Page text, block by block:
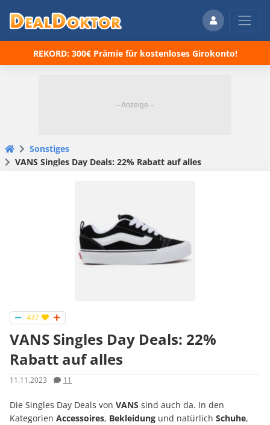
REKORD: 300€ Prämie für kostenloses Girokonto!
Sonstiges
VANS Singles Day Deals: 22% Rabatt auf alles
437
VANS Singles Day Deals: 22%
Rabatt auf alles
11.11.2023 11
Die Singles Day Deals von VANS sind auch da. In den
Kategorien Accessoires, Bekleidung und natürlich Schuhe,